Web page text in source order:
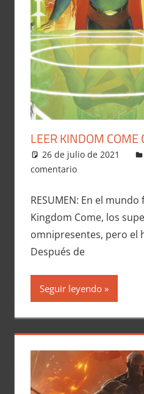
LEER KINDOM
26 de julio de 2021
comentario
RESUMEN: En el
Kingdom Come, los
omnipresentes, pero el
Después de
Seguir leyendo